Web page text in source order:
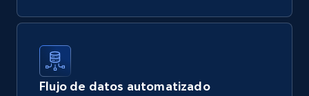
Flujo de datos automatizado